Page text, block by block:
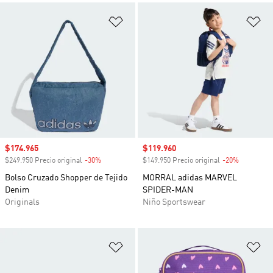
Añadir a la lista de deseos
Precio de venta
$174.965
$249.950 Precio original -30%
Bolso Cruzado Shopper de Tejido
Denim
Originals
Precio de venta
$119.960
$149.950 Precio original -20%
MORRAL adidas MARVEL
SPIDER-MAN
Niño Sportswear
Añadir a la lista de deseos